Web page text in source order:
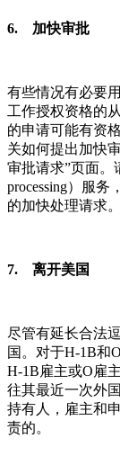
6. 加快审批
有些情况有必要
工作授权资格的
的申请可能有资
关如何提出加快
审批请求”页面。
processing）服
的加快处理请求。
7. 离开美国
尽管有延长合法
国。对于H-1B和
H-1B雇主或O雇
往其最近一次外
持有人，雇主和
责的。